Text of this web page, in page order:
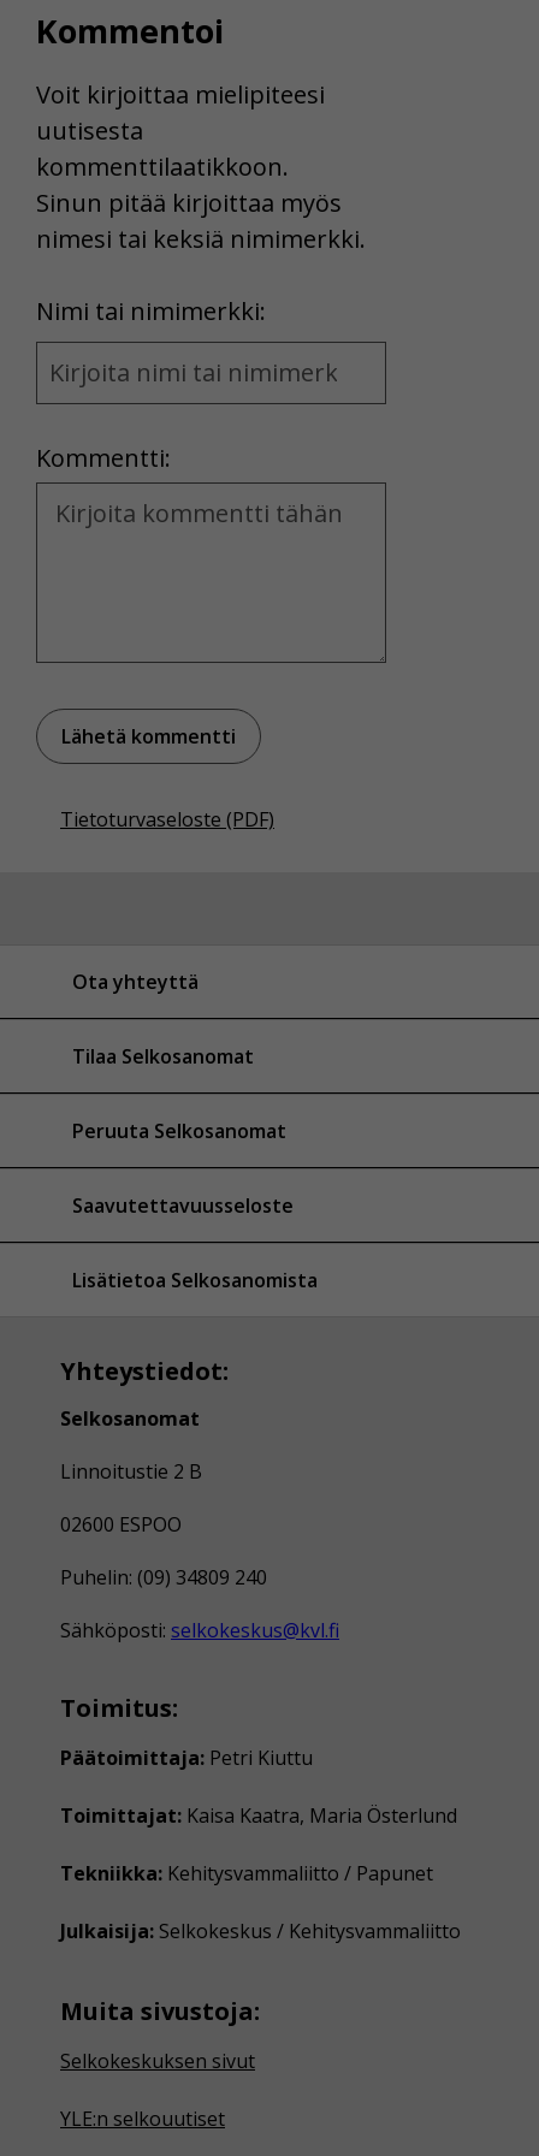
Kommentoi
Voit kirjoittaa mielipiteesi
uutisesta
kommenttilaatikkoon.
Sinun pitää kirjoittaa myös
nimesi tai keksiä nimimerkki.
Nimi tai nimimerkki:
Name
and
Kommentti:
Kommentti
Tietoturvaseloste (PDF)
Ota yhteyttä
Tilaa Selkosanomat
Peruuta Selkosanomat
Saavutettavuusseloste
Lisätietoa Selkosanomista
Yhteystiedot:
Selkosanomat
Linnoitustie 2 B
02600 ESPOO
Puhelin: (09) 34809 240
Sähköposti: selkokeskus@kvl.fi
Toimitus:
Päätoimittaja: Petri Kiuttu
Toimittajat: Kaisa Kaatra, Maria Österlund
Tekniikka: Kehitysvammaliitto / Papunet
Julkaisija: Selkokeskus / Kehitysvammaliitto
Muita sivustoja:
Selkokeskuksen sivut
YLE:n selkouutiset